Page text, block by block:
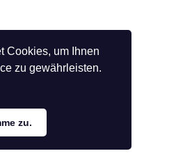
Cookies, um Ihnen
zu gewährleisten.
zu.